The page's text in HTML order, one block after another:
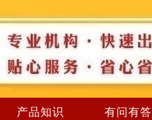
产品知识 有问有答